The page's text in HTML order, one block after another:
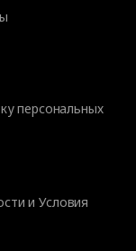
персональных
иУсловия